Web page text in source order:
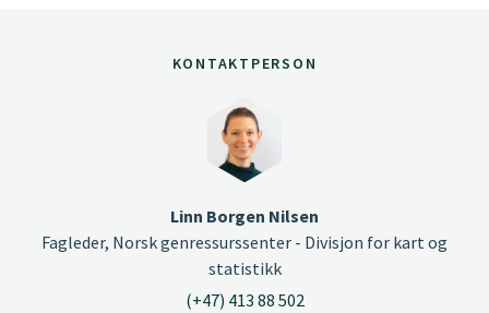
KONTAKTPERSON
Linn Borgen Nilsen
Fagleder, Norsk genressurssenter - Divisjon for kart og
statistikk
(+47) 413 88 502